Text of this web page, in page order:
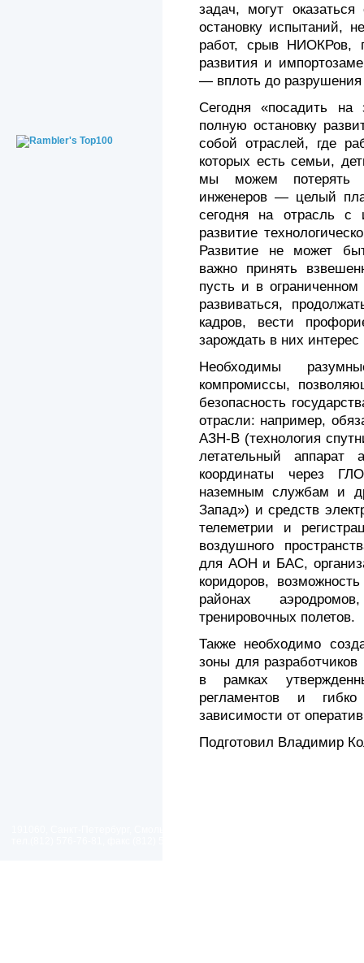
задач, могут
остановку испытаний,
работ, срыв НИОКРов,
развития и
— вплоть до разрушения
Сегодня «посадить на
полную остановку
собой отраслей, где
которых есть семьи,
мы можем потерять
инженеров — целый
сегодня на отрасль с
развитие
Развитие не может
важно принять
пусть и в
развиваться,
кадров, вести
зарождать в них
Необходимы
компромиссы,
безопасность
отрасли: например,
АЗН-В (технология
летательный аппарат
координаты через
наземным службам и
Запад») и средств
телеметрии и
воздушного
для АОН и БАС,
коридоров,
районах
тренировочных полетов.
Также необходимо
зоны для
в рамках
регламентов и
зависимости от
Подготовил Владимир